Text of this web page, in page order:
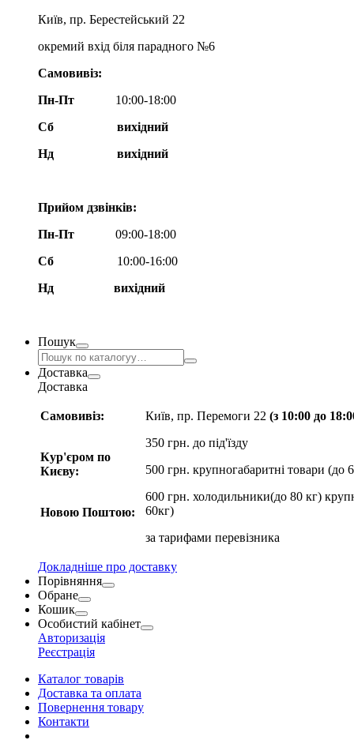
Київ, пр. Берестейський 22
окремий вхід біля парадного №6
Самовивіз:
Пн-Пт
10:00-18:00
Сб
вихідний
Нд
вихідний
Прийом дзвінків:
Пн-Пт
09:00-18:00
Сб
10:00-16:00
Нд вихідний
Пошук
Доставка
Доставка
Самовивіз:
Кур'єром по
Києву:
Новою Поштою:
Київ, пр. Перемоги 22 (з 10:00 до
350 грн. до під'їзду
500 грн. крупногабаритні товари (до
600 грн. холодильники(до 80 кг)
60кг)
за тарифами перевізника
Докладніше про доставку
Порівняння
Обране
Кошик
Особистий кабінет
Авторизація
Реєстрація
Каталог товарів
Доставка та оплата
Повернення товару
Контакти